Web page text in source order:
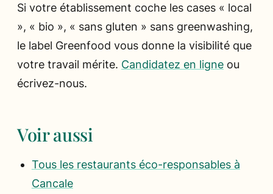
Si votre établissement coche les cases « local
», « bio », « sans gluten » sans greenwashing,
le label Greenfood vous donne la visibilité que
votre travail mérite. Candidatez en ligne ou
écrivez-nous.
Voir aussi
Tous les restaurants éco-responsables à
Cancale